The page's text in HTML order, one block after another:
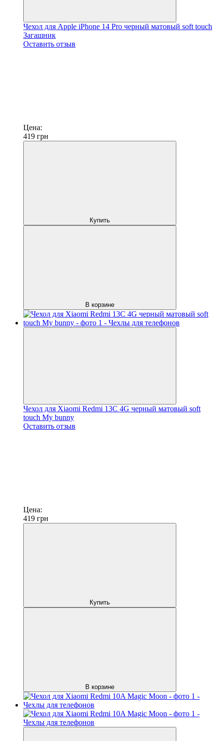
Чехол для Apple iPhone 14 Pro черный матовый soft touch
Загашник
Оставить отзыв
Цена:
419 грн
Купить
В корзине
Чехол для Xiaomi Redmi 13C 4G черный матовый soft
touch My bunny
Оставить отзыв
Цена:
419 грн
Купить
В корзине